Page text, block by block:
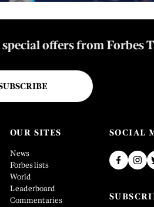
offers from Forbes
OUR SITES
News
Forbes lists
World
Leaderboard
Commentaries
SOCIAL